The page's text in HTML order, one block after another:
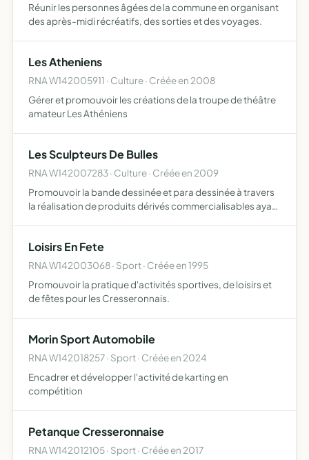
Réunir les personnes âgées de la commune en organisant
des après-midi récréatifs, des sorties et des voyages.
Les Atheniens
RNA W142005911 · Culture · Créée en 2008
Gérer et promouvoir les créations de la troupe de théâtre
amateur Les Athéniens
Les Sculpteurs De Bulles
RNA W142007283 · Culture · Créée en 2009
Promouvoir la bande dessinée et para dessinée à travers
la réalisation de produits dérivés commercialisables ayant
Loisirs En Fete
RNA W142003068 · Sport · Créée en 1995
Promouvoir la pratique d'activités sportives, de loisirs et
de fêtes pour les Cresseronnais.
Morin Sport Automobile
RNA W142018257 · Sport · Créée en 2024
Encadrer et développer l'activité de karting en
compétition
Petanque Cresseronnaise
RNA W142012105 · Sport · Créée en 2017